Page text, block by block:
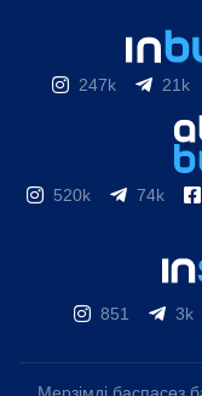
247k 21k
520k 74k
851 3k